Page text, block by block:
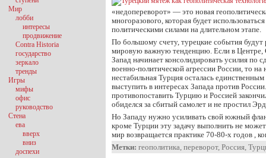
«недопереворот» — это новая
многоразового, которая будет
политическими силами на длительном этапе.
По большому счету, турецкие события будут
мировую важную тенденцию. Если в Центре,
Запад начинает консолидировать усилия по
военно-политической агрессии России, то
нестабильная Турция осталась
выступить в интересах Запада против
противопоставить Турцию и Россией
обиделся за сбитый самолет и не простил
Но Западу нужно усиливать свой южный
кроме Турции эту задачу выполнить не
мир возвращается практике 70-80-х годов ,
Метки: геополитика, переворот, Россия,
Мир
лобби
интересы
продвижение
Contra Historia
государство
зеркало
тренды
Игры
мифы
офис
руководство
Стена
ева
вверх
вниз
доспехи